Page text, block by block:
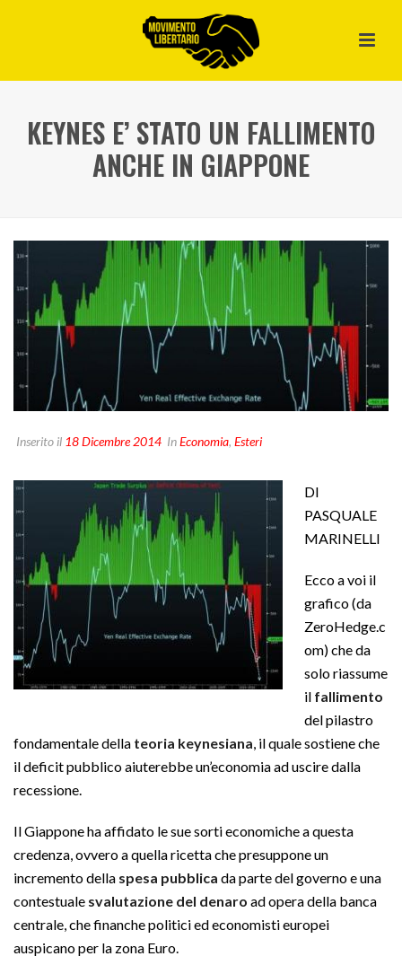
KEYNES E’ STATO UN FALLIMENTO
ANCHE IN GIAPPONE
Inserito il 18 Dicembre 2014 InEconomia, Esteri
DI
PASQUALE
MARINELLI
Ecco a voi il
grafico (da
ZeroHedge.c
om) che da
solo riassume
il fallimento
del pilastro
fondamentale della teoria keynesiana , il quale sostiene che
il deficit pubblico aiuterebbe un’economia ad uscire dalla
recessione.
Il Giappone ha affidato le sue sorti economiche a questa
credenza, ovvero a quella ricetta che presuppone un
incremento della spesa pubblica da parte del governo e una
contestuale svalutazione del denaro ad opera della banca
centrale, che finanche politici ed economisti europei
auspicano per la zona Euro.